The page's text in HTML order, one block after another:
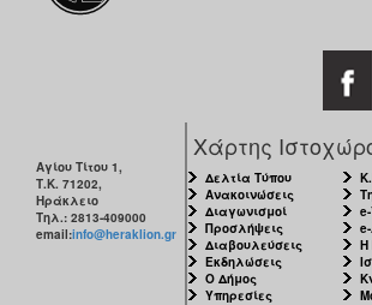
Αγίου Τίτου 1,
Τ.Κ. 71202,
Ηράκλειο
Τηλ.: 2813-409000
email:info@heraklion.gr
Χάρτης
Δελτία Τύπου
Ανακοινώσεις
Διαγωνισμοί
Προσλήψεις
Διαβουλεύσεις
Εκδηλώσεις
Ο Δήμος
Υπηρεσίες
Η